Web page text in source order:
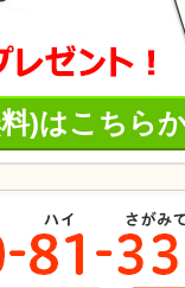
)はこちら